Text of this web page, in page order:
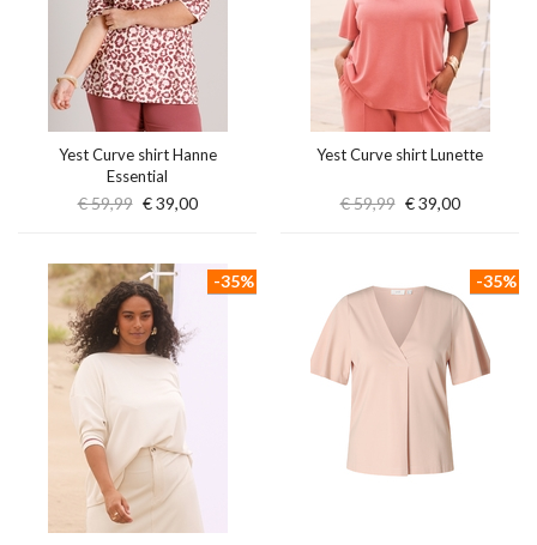
Yest Curve shirt Hanne
Essential
€ 59,99 € 39,00
Yest Curve shirt Lunette
€ 59,99 € 39,00
-35% -35%